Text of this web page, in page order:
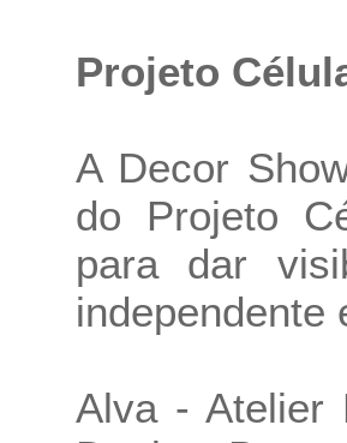
Projeto
A Decor
do Projeto
para dar
independente
Alva - Atelier